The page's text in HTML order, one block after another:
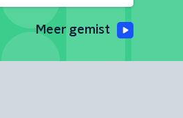
Meer gemist